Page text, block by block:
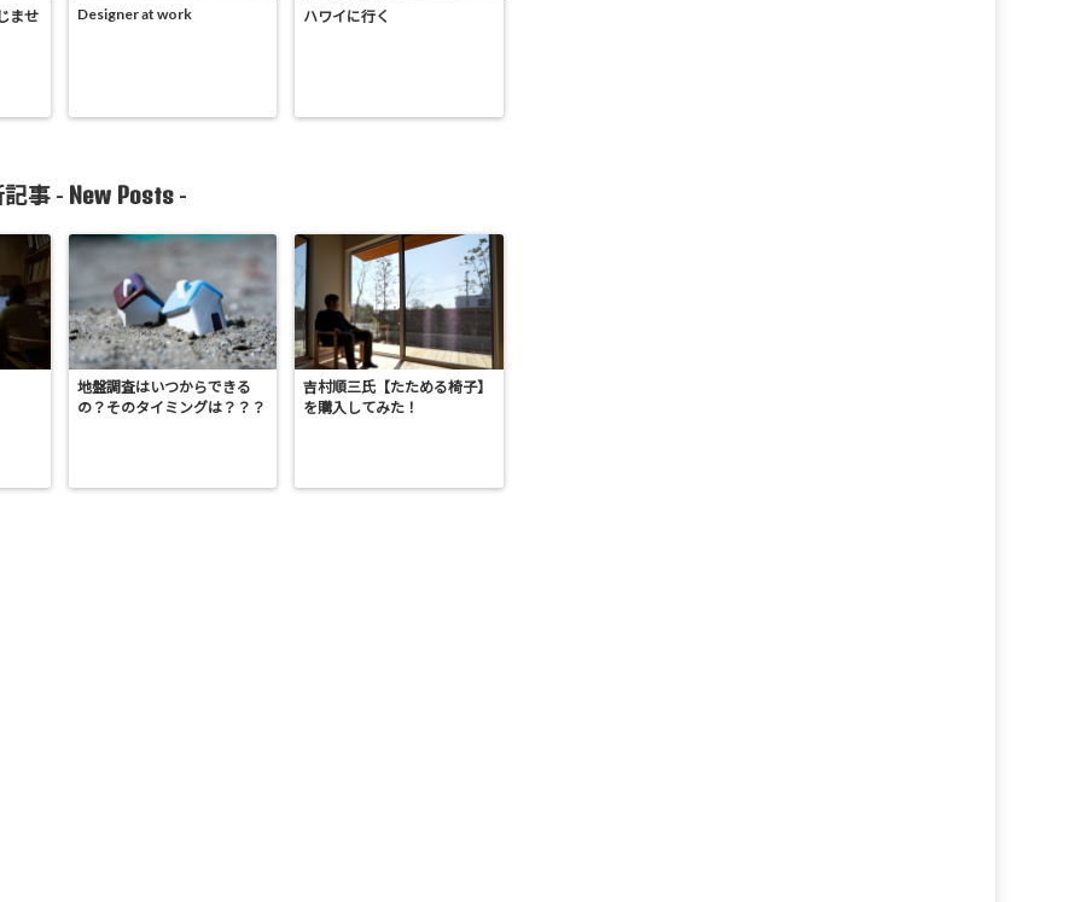
ませ Designer at work ハワイに行く
事 - New Posts -
地盤調査はいつからできる
の？そのタイミングは？？？
吉村順三氏【たためる椅子】
を購入してみた！